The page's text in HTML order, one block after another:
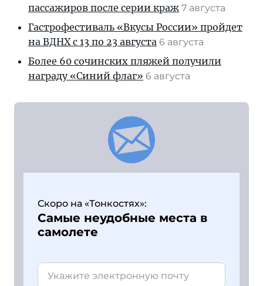
пассажиров после серии краж 7 августа
Гастрофестиваль «Вкусы России» пройдет
на ВДНХ с 13 по 23 августа 6 августа
Более 60 сочинских пляжей получили
награду «Синий флаг» 6 августа
Скоро на «Тонкостях»:
Самые неудобные места в
самолете